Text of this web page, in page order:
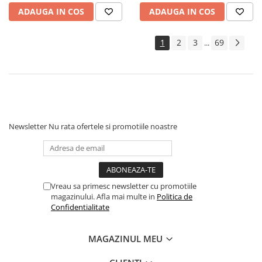
Geci Copii
Caciuli Copii
Jucarii de baie
Jucarii de sortat
Jucarii interactive bebelusi
Jucarii pentru carucioare si patut
Jocuri si jucarii educative
ADAUGA IN COS ADAUGA IN COS
1 2 3 ... 69
Newsletter Nu rata ofertele si promotiile noastre
Vreau sa primesc newsletter cu promotiile
magazinului. Afla mai multe in Politica de
Confidentialitate
MAGAZINUL MEU